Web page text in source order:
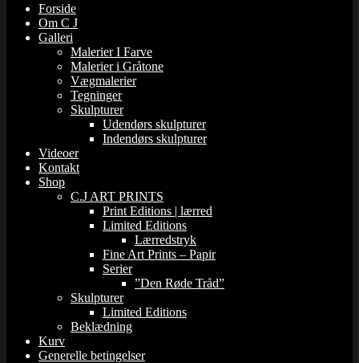
Forside
Om C J
Galleri
Malerier I Farve
Malerier i Gråtone
Vægmalerier
Tegninger
Skulpturer
Udendørs skulpturer
Indendørs skulpturer
Videoer
Kontakt
Shop
C.J ART PRINTS
Print Editions | lærred
Limited Editions
Lærredstryk
Fine Art Prints – Papir
Serier
”Den Røde Tråd”
Skulpturer
Limited Editions
Beklædning
Kurv
Generelle betingelser